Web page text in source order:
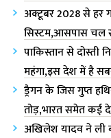
अक्टूबर 2028 से हर
सिस्टम,आसपास चल
पाकिस्तान से दोस्ती
महंगा,इस देश में है
ड्रैगन के जिस गुप्त
तोड़,भारत समेत कई
अखिलेश यादव ने ली